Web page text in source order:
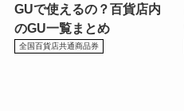
GUで使えるの？百貨店内
のGU一覧まとめ
全国百貨店共通商品券